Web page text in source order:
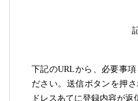
下記のURLから、必要事
ださい。送信ボタンを押
ドレスあてに登録内容が返